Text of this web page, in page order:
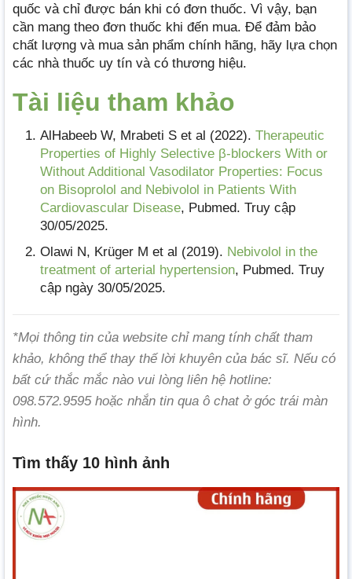
quốc và chỉ được bán khi có đơn thuốc. Vì vậy, bạn
cần mang theo đơn thuốc khi đến mua. Để đảm bảo
chất lượng và mua sản phẩm chính hãng, hãy lựa chọn
các nhà thuốc uy tín và có thương hiệu.
Tài liệu tham khảo
AlHabeeb W, Mrabeti S et al (2022). Therapeutic
Properties of Highly Selective β-blockers With or
Without Additional Vasodilator Properties: Focus
on Bisoprolol and Nebivolol in Patients With
Cardiovascular Disease, Pubmed. Truy cập
30/05/2025.
Olawi N, Krüger M et al (2019). Nebivolol in the
treatment of arterial hypertension, Pubmed. Truy
cập ngày 30/05/2025.
*Mọi thông tin của website chỉ mang tính chất tham
khảo, không thể thay thế lời khuyên của bác sĩ. Nếu có
bất cứ thắc mắc nào vui lòng liên hệ hotline:
098.572.9595 hoặc nhắn tin qua ô chat ở góc trái màn
hình.
Tìm thấy 10 hình ảnh